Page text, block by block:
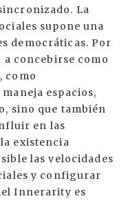
La
supone una
democráticas. Por
concebirse como
como
espacios,
sino que también
en las
existencia
las velocidades
y configurar
Innerarity es